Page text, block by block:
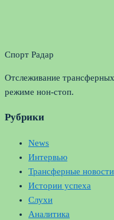
Спорт Радар
Отслеживание
режиме нон-стоп.
Рубрики
News
Интервью
Трансферные новости
Истории успеха
Слухи
Аналитика